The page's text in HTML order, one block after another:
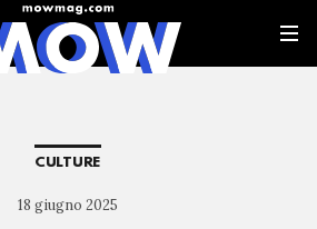
CULTURE
18 giugno 2025